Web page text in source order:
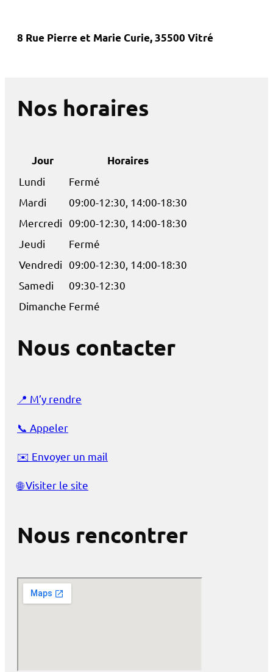
8 Rue Pierre et Marie Curie, 35500 Vitré
Nos horaires
Jour
Horaires
Lundi
Fermé
Mardi
09:00-12:30, 14:00-18:30
Mercredi 09:00-12:30, 14:00-18:30
Jeudi
Fermé
Vendredi 09:00-12:30, 14:00-18:30
Samedi
09:30-12:30
Dimanche Fermé
Nous contacter
📍 M’y rendre
📞 Appeler
✉️ Envoyer un mail
🌐Visiter le site
Nous rencontrer